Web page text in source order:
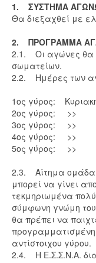
1. ΣΥΣΤΗΜΑ
Θα διεξαχθεί με
2. ΠΡΟΓΡΑΜΜΑ
2.1. Οι αγώνες θα
σωματείων.
2.2. Ημέρες των
1ος γύρος:
2ος γύρος:
3ος γύρος:
4ος γύρος:
5ος γύρος: >>
2.3. Αίτημα
μπορεί να γίνει
τεκμηριωμένα
σύμφωνη γνώμη
θα πρέπει να
αντίστοιχου γύρου.
2.4. Η Ε.Σ.Σ.Ν.Α.